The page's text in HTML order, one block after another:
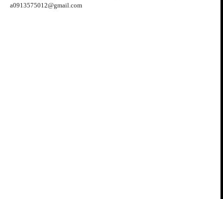
a0913575012@gmail.com